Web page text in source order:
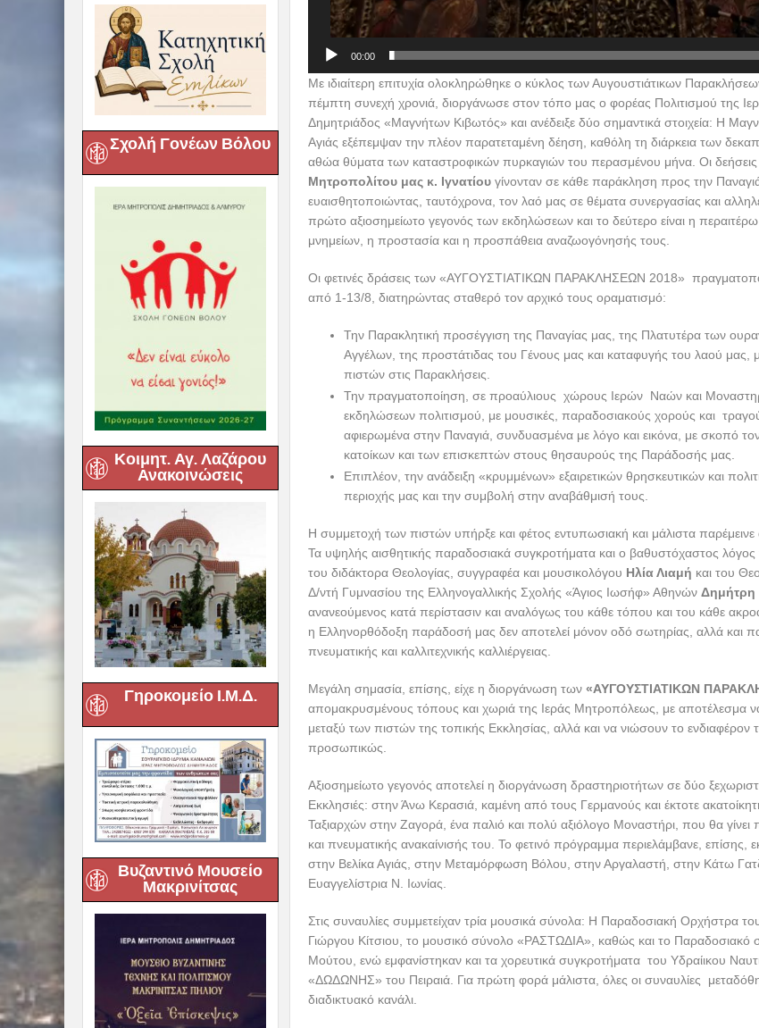
Σχολή Γονέων Βόλου
Κοιμητ. Αγ. Λαζάρου
Ανακοινώσεις
Γηροκομείο Ι.Μ.Δ.
Βυζαντινό Μουσείο
Μακρινίτσας
00:00
Με ιδιαίτερη επιτυχία ολοκληρώθηκε ο κύκλος των Αυγουστιάτικων
πέμπτη συνεχή χρονιά, διοργάνωσε στον τόπο μας ο φορέας Πολιτισμού της
Δημητριάδος «Μαγνήτων Κιβωτός» και ανέδειξε δύο σημαντικά στοιχεία: Η
Αγιάς εξέπεμψαν την πλέον παρατεταμένη δέηση, καθόλη τη διάρκεια των
αθώα θύματα των καταστροφικών πυρκαγιών του περασμένου μήνα. Οι
Μητροπολίτου μας κ. Ιγνατίουγίνονταν σε κάθε παράκληση προς την
ευαισθητοποιώντας, ταυτόχρονα, τον λαό μας σε θέματα συνεργασίας και
πρώτο αξιοσημείωτο γεγονός των εκδηλώσεων και το δεύτερο είναι η
μνημείων, η προστασία και η προσπάθεια αναζωογόνησής τους.
από 1-13/8, διατηρώντας σταθερό τον αρχικό τους οραματισμό:
Αγγέλων, της προστάτιδας του Γένους μας και καταφυγής του λαού μας,
πιστών στις Παρακλήσεις.
Την πραγματοποίηση, σε προαύλιους χώρους Ιερών Ναών και
εκδηλώσεων πολιτισμού, με μουσικές, παραδοσιακούς χορούς και
αφιερωμένα στην Παναγιά, συνδυασμένα με λόγο και εικόνα, με σκοπό
κατοίκων και των επισκεπτών στους θησαυρούς της Παράδοσής μας.
Επιπλέον, την ανάδειξη «κρυμμένων» εξαιρετικών θρησκευτικών και
περιοχής μας και την συμβολή στην αναβάθμισή τους.
Τα υψηλής αισθητικής παραδοσιακά συγκροτήματα και ο βαθυστόχαστος
του διδάκτορα Θεολογίας, συγγραφέα και μουσικολόγου Ηλία Λιαμήκαι του
Δ/ντή Γυμνασίου της Ελληνογαλλικής Σχολής «Άγιος Ιωσήφ» ΑθηνώνΔημήτρη
ανανεούμενος κατά περίστασιν και αναλόγως του κάθε τόπου και του κάθε
η Ελληνορθόδοξη παράδοσή μας δεν αποτελεί μόνον οδό σωτηρίας, αλλά και
πνευματικής και καλλιτεχνικής καλλιέργειας.
απομακρυσμένους τόπους και χωριά της Ιεράς Μητροπόλεως, με αποτέλεσμα να
μεταξύ των πιστών της τοπικής Εκκλησίας, αλλά και να νιώσουν το ενδιαφέρον
προσωπικώς.
Εκκλησιές: στην Άνω Κερασιά, καμένη από τους Γερμανούς και έκτοτε
Ταξιαρχών στην Ζαγορά, ένα παλιό και πολύ αξιόλογο Μοναστήρι, που θα γίνει
και πνευματικής ανακαίνισής του. Το φετινό πρόγραμμα περιελάμβανε, επίσης,
στην Βελίκα Αγιάς, στην Μεταμόρφωση Βόλου, στην Αργαλαστή, στην Κάτω
Ευαγγελίστρια Ν. Ιωνίας.
Γιώργου Κίτσιου, το μουσικό σύνολο «ΡΑΣΤΩΔΙΑ», καθώς και το
Μούτου, ενώ εμφανίστηκαν και τα χορευτικά συγκροτήματα του Υδραίικου
«ΔΩΔΩΝΗΣ» του Πειραιά. Για πρώτη φορά μάλιστα, όλες οι συναυλίες
διαδικτυακό κανάλι.